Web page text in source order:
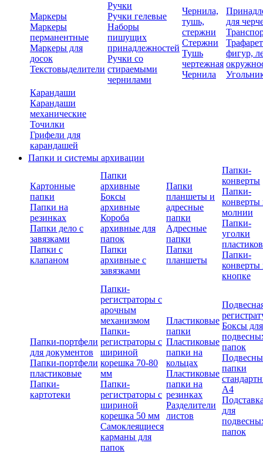
Маркеры
Маркеры
перманентные
Маркеры для
досок
Текстовыделители
Ручки
Ручки гелевые
Наборы
пишущих
принадлежностей
Ручки со
стираемыми
чернилами
Чернила,
тушь,
стержни
Стержни
Тушь
чертежная
Чернила
для
фигур,
Карандаши
Карандаши
механические
Точилки
Грифели для
карандашей
Папки и системы архивации
Картонные
папки
Папки на
резинках
Папки дело с
завязками
Папки с
клапаном
Папки
архивные
Боксы
архивные
Короба
архивные для
папок
Папки
архивные с
завязками
Папки
планшеты и
адресные
папки
Адресные
папки
Папки
планшеты
Папки-
конверты
Папки-
конверты
молнии
Папки-
уголки
Папки-
конверты
кнопке
Папки-портфели
для документов
Папки-портфели
пластиковые
Папки-
картотеки
Папки-
регистраторы с
арочным
механизмом
Папки-
регистраторы с
шириной
корешка 70-80
мм
Папки-
регистраторы с
шириной
корешка 50 мм
Самоклеящиеся
карманы для
папок
Пластиковые
папки
Пластиковые
папки на
кольцах
Пластиковые
папки на
резинках
Разделители
листов
Боксы для
папок
папки
А4
для
папок